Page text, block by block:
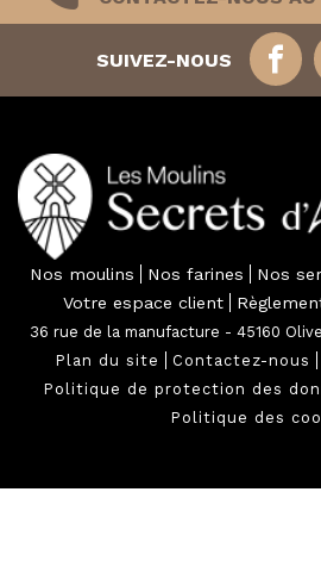
SUIVEZ-NOUS
Nos moulins Nos farines Nos
Votre espace client
36 rue de la manufacture - 45160
Plan du site
Contactez-nous
Politique de protection des
Politique des